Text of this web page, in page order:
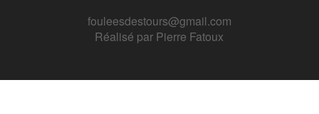
fouleesdestours@gmail.com
Réalisé par Pierre Fatoux